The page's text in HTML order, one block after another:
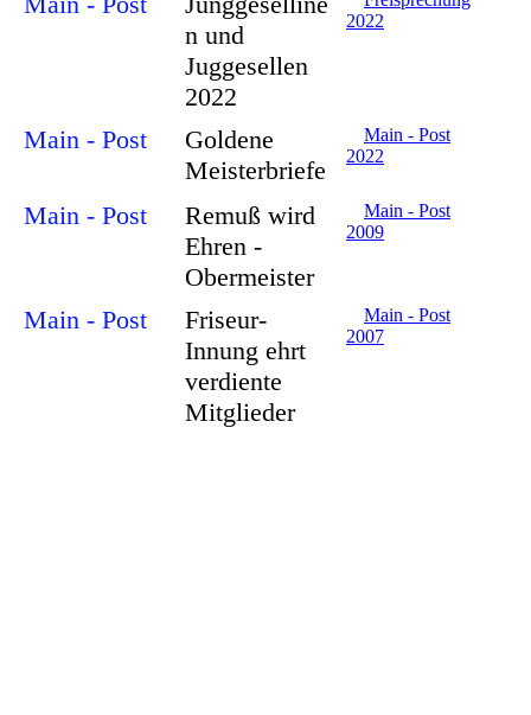
n und
Juggesellen
2022
2022
Main - Post
Goldene
Meisterbriefe
Main - Post
2022
Main - Post
Remuß wird
Ehren -
Obermeister
Main - Post
2009
Main - Post
Friseur-
Innung ehrt
verdiente
Mitglieder
Main - Post
2007